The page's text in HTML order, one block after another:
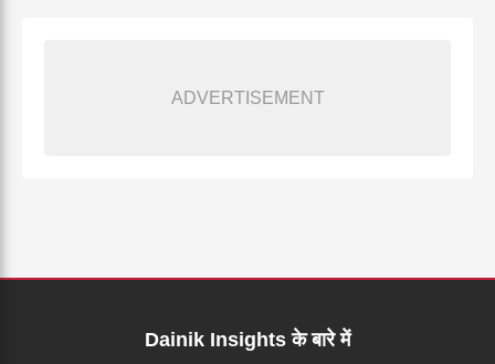
ADVERTISEMENT
Dainik Insights के बारे में